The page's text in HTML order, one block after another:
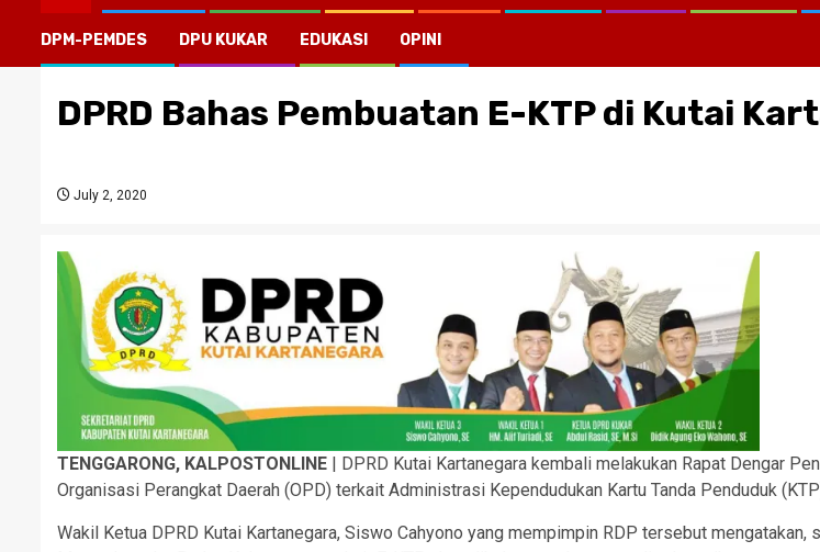
DPM-PEMDES DPU KUKAR EDUKASI OPINI
DPRD Bahas Pembuatan E-KTP di Kutai
July 2, 2020
TENGGARONG, KALPOSTONLINE | DPRD Kutai Kartanegara kembali melakukan Rapat Dengar
Organisasi Perangkat Daerah (OPD) terkait Administrasi Kependudukan Kartu Tanda Penduduk
Wakil Ketua DPRD Kutai Kartanegara, Siswo Cahyono yang mempimpin RDP tersebut mengatakan,